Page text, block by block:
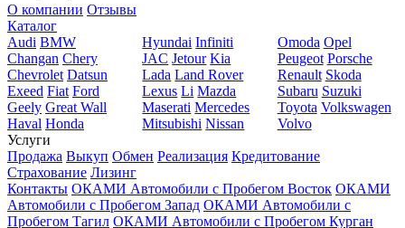
О компании Отзывы
Каталог
Audi BMW
Changan Chery
Chevrolet Datsun
Exeed Fiat Ford
Geely Great Wall
Haval Honda
Hyundai Infiniti
JAC Jetour Kia
Lada Land Rover
Lexus Li Mazda
Maserati Mercedes
Mitsubishi Nissan
Omoda Opel
Peugeot Porsche
Renault Skoda
Subaru Suzuki
Toyota Volkswagen
Volvo
Услуги
Продажа Выкуп Обмен Реализация Кредитование
Страхование Лизинг
Контакты ОКАМИ Автомобили с Пробегом Восток ОКАМИ
Автомобили с Пробегом Запад ОКАМИ Автомобили с
Пробегом Тагил ОКАМИ Автомобили с Пробегом Курган